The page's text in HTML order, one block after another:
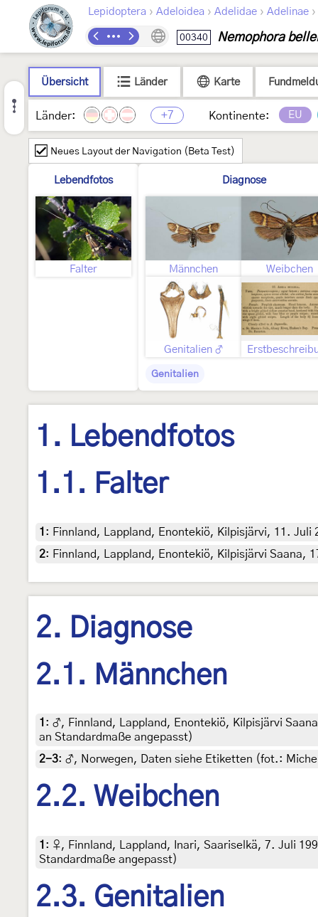
Lepidoptera › Adeloidea › Adelidae › Adelinae ›
00340 Nemophora
Übersicht Länder Karte
Länder: +7 Kontinente: EU
Neues Layout der Navigation (Beta Test)
Lebendfotos
Falter
Diagnose
Männchen Weibchen
Genitalien ♂
Genitalien
1. Lebendfotos
1.1. Falter
1 : Finnland, Lappland, Enontekiö, Kilpisjärvi, 11.
2: Finnland, Lappland, Enontekiö, Kilpisjärvi Saana,
2. Diagnose
2.1. Männchen
1 : ♂, Finnland, Lappland, Enontekiö, Kilpisjärvi
an Standardmaße angepasst)
2-3: ♂, Norwegen, Daten siehe Etiketten (fot.:
2.2. Weibchen
1 : ♀, Finnland, Lappland, Inari, Saariselkä, 7. Juli
Standardmaße angepasst)
2.3. Genitalien